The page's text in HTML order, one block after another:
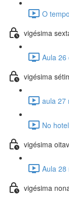
O
vigésima
Aula 26
vigésima
aula 27
No
vigésima
Aula 28
vigésima